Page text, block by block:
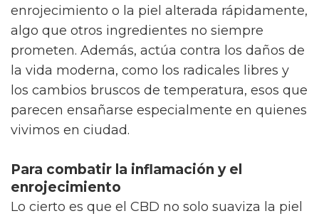
enrojecimiento o la piel alterada rápidamente,
algo que otros ingredientes no siempre
prometen. Además, actúa contra los daños de
la vida moderna, como los radicales libres y
los cambios bruscos de temperatura, esos que
parecen ensañarse especialmente en quienes
vivimos en ciudad.
Para combatir la inflamación y el
enrojecimiento
Lo cierto es que el CBD no solo suaviza la piel